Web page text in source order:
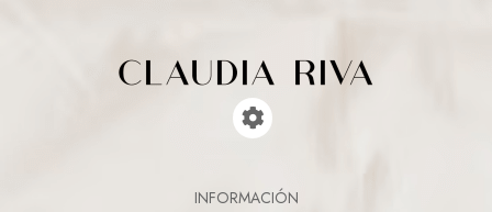
INFORMACIÓN